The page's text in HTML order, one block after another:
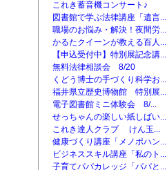
これき蓄音機コンサート♪
図書館で学ぶ法律講座「遺言...
職場のお悩み・解決！夜間労...
かるたクイーンが教える百人...
【申込受付中】特別展記念講...
無料法律相談会 8/20
くどう博士の手づくり科学お...
福井県立歴史博物館 特別展...
電子図書館ミニ体験会 8/...
せっちゃんの楽しい紙しばい...
これき達人クラブ けん玉...
健康づくり講座「メノポハン...
ビジネススキル講座「私のト...
子育てパパカレッジ「パパと...